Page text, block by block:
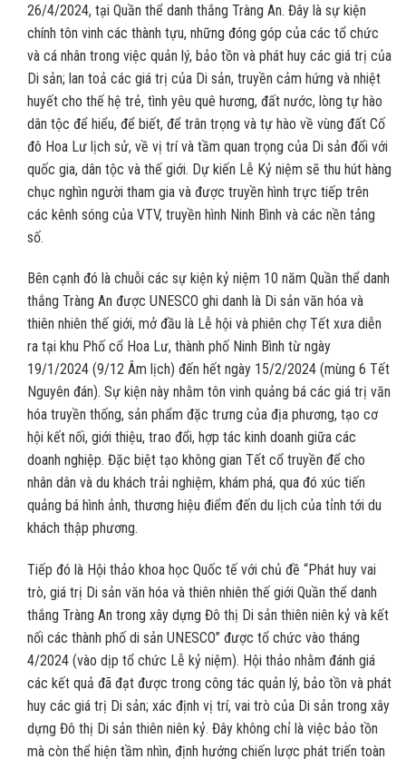
26/4/2024, tại Quần thể danh thắng Tràng An. Đây là sự kiện
chính tôn vinh các thành tựu, những đóng góp của các tổ chức
và cá nhân trong việc quản lý, bảo tồn và phát huy các giá trị của
Di sản; lan toả các giá trị của Di sản, truyền cảm hứng và nhiệt
huyết cho thế hệ trẻ, tình yêu quê hương, đất nước, lòng tự hào
dân tộc để hiểu, để biết, để trân trọng và tự hào về vùng đất Cố
đô Hoa Lư lịch sử, về vị trí và tầm quan trọng của Di sản đối với
quốc gia, dân tộc và thế giới. Dự kiến Lễ Kỷ niệm sẽ thu hút hàng
chục nghìn người tham gia và được truyền hình trực tiếp trên
các kênh sóng của VTV, truyền hình Ninh Bình và các nền tảng
số.
Bên cạnh đó là chuỗi các sự kiện kỷ niệm 10 năm Quần thể danh
thắng Tràng An được UNESCO ghi danh là Di sản văn hóa và
thiên nhiên thế giới, mở đầu là Lễ hội và phiên chợ Tết xưa diễn
ra tại khu Phố cổ Hoa Lư, thành phố Ninh Bình từ ngày
19/1/2024 (9/12 Âm lịch) đến hết ngày 15/2/2024 (mùng 6 Tết
Nguyên đán). Sự kiện này nhằm tôn vinh quảng bá các giá trị văn
hóa truyền thống, sản phẩm đặc trưng của địa phương, tạo cơ
hội kết nối, giới thiệu, trao đổi, hợp tác kinh doanh giữa các
doanh nghiệp. Đặc biệt tạo không gian Tết cổ truyền để cho
nhân dân và du khách trải nghiệm, khám phá, qua đó xúc tiến
quảng bá hình ảnh, thương hiệu điểm đến du lịch của tỉnh tới du
khách thập phương.
Tiếp đó là Hội thảo khoa học Quốc tế với chủ đề “Phát huy vai
trò, giá trị Di sản văn hóa và thiên nhiên thế giới Quần thể danh
thắng Tràng An trong xây dựng Đô thị Di sản thiên niên kỷ và kết
nối các thành phố di sản UNESCO” được tổ chức vào tháng
4/2024 (vào dịp tổ chức Lễ kỷ niệm). Hội thảo nhằm đánh giá
các kết quả đã đạt được trong công tác quản lý, bảo tồn và phát
huy các giá trị Di sản; xác định vị trí, vai trò của Di sản trong xây
dựng Đô thị Di sản thiên niên kỷ. Đây không chỉ là việc bảo tồn
mà còn thể hiện tầm nhìn, định hướng chiến lược phát triển toàn